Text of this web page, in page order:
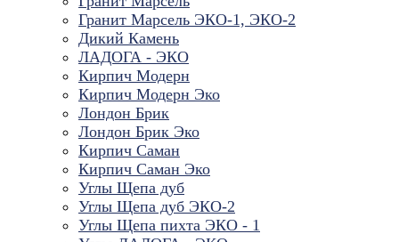
Гранит Марсель ЭКО-1, ЭКО-2
Дикий Камень
ЛАДОГА - ЭКО
Кирпич Модерн
Кирпич Модерн Эко
Лондон Брик
Лондон Брик Эко
Кирпич Саман
Кирпич Саман Эко
Углы Щепа дуб
Углы Щепа дуб ЭКО-2
Углы Щепа пихта ЭКО - 1